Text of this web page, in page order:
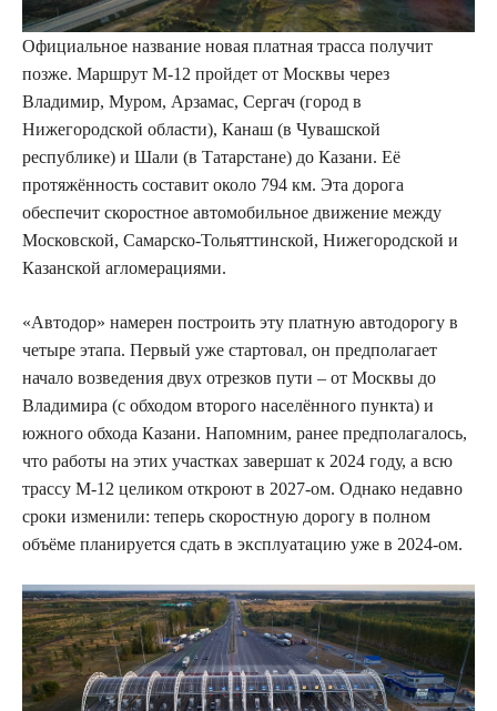
Официальное название новая платная трасса получит
позже. Маршрут М-12 пройдет от Москвы через
Владимир, Муром, Арзамас, Сергач (город в
Нижегородской области), Канаш (в Чувашской
республике) и Шали (в Татарстане) до Казани. Её
протяжённость составит около 794 км. Эта дорога
обеспечит скоростное автомобильное движение между
Московской, Самарско-Тольяттинской, Нижегородской и
Казанской агломерациями.
«Автодор» намерен построить эту платную автодорогу в
четыре этапа. Первый уже стартовал, он предполагает
начало возведения двух отрезков пути – от Москвы до
Владимира (с обходом второго населённого пункта) и
южного обхода Казани. Напомним, ранее предполагалось,
что работы на этих участках завершат к 2024 году, а всю
трассу М-12 целиком откроют в 2027-ом. Однако недавно
сроки изменили: теперь скоростную дорогу в полном
объёме планируется сдать в эксплуатацию уже в 2024-ом.